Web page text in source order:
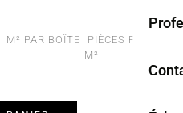
M² PAR BOÎTE
PIÈCES PAR
M²